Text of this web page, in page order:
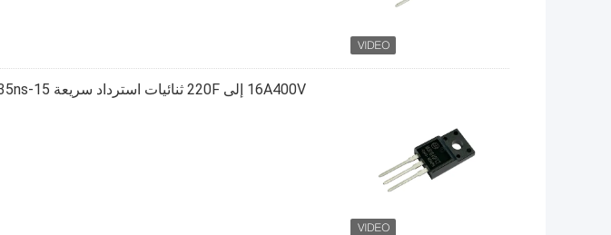
16A400V إلى 220F ثنائيات استرداد سريعة 15-35ns لمصلح الطاقة MUR1640FCT